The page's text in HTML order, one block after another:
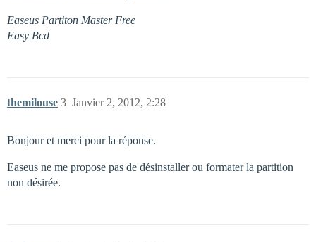
Easeus Partiton Master Free
Easy Bcd
themilouse Janvier 2, 2012, 2:28
3
Bonjour et merci pour la réponse.
Easeus ne me propose pas de désinstaller ou formater la partition
non désirée.